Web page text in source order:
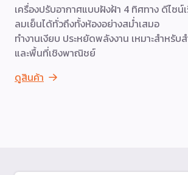
เครื่องปรับอากาศแบบฝังฝ้า 4 ทิศทาง ดีไซน์
ลมเย็นได้ทั่วถึงทั้งห้องอย่างสม่ำเสมอ
ทำงานเงียบ ประหยัดพลังงาน เหมาะสำหรับ
และพื้นที่เชิงพาณิชย์
ดูสินค้า